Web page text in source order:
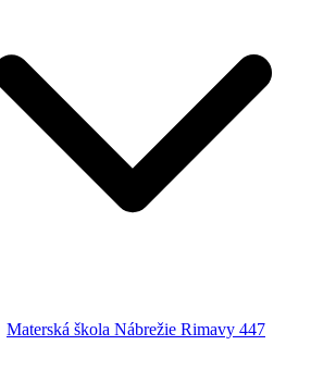
Materská škola Nábrežie Rimavy 447